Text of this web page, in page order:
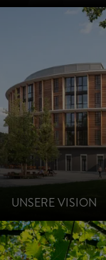
UNSERE VISION